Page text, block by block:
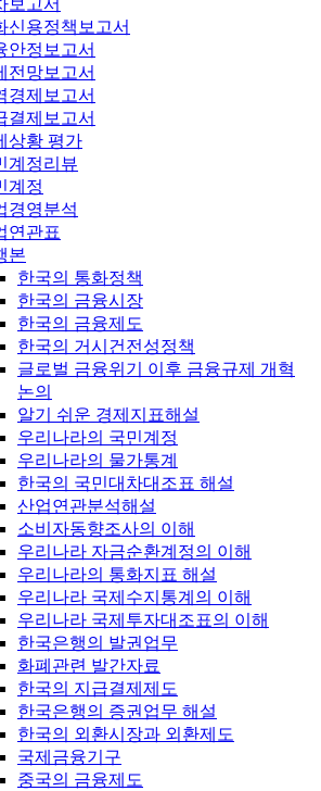
보고서
신용정책보고서
안정보고서
전망보고서
경제보고서
결제보고서
상황 평가
계정리뷰
계정
경영분석
연관표
본
한국의 통화정책
한국의 금융시장
한국의 금융제도
한국의 거시건전성정책
글로벌 금융위기 이후 금융규제 개혁
논의
알기 쉬운 경제지표해설
우리나라의 국민계정
우리나라의 물가통계
한국의 국민대차대조표 해설
산업연관분석해설
소비자동향조사의 이해
우리나라 자금순환계정의 이해
우리나라의 통화지표 해설
우리나라 국제수지통계의 이해
우리나라 국제투자대조표의 이해
한국은행의 발권업무
화폐관련 발간자료
한국의 지급결제제도
한국은행의 증권업무 해설
한국의 외환시장과 외환제도
국제금융기구
중국의 금융제도